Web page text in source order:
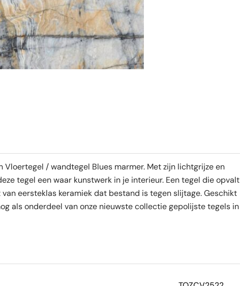
/ wandtegel Blues marmer. Met zijn lichtgrijze en
tegel een waar kunstwerk in je interieur. Een tegel die opvalt
eersteklas keramiek dat bestand is tegen slijtage. Geschikt
als onderdeel van onze nieuwste collectie gepolijste tegels in